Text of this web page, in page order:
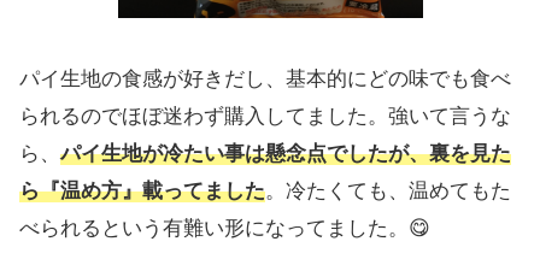
パイ生地の食感が好きだし、基本的にどの味でも食べ
られるのでほぼ迷わず購入してました。強いて言うな
ら、パイ生地が冷たい事は懸念点でしたが、裏を見た
ら『温め方』載ってました。冷たくても、温めてもた
べられるという有難い形になってました。😋